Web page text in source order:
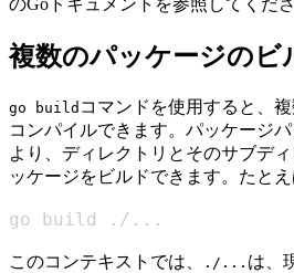
のGoドキュメントを参照してくださ
複数のパッケージのビ
go build コマンドを使用すると、
コンパイルできます。パッケージ
より、ディレクトリとそのサブデ
ッケージをビルドできます。たとえ
go build ./ .. .
このコンテキストでは、 ./... は、